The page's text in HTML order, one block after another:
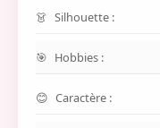
Silhouette :
Hobbies :
Caractère :